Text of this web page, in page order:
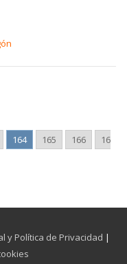
164 165 166 16
y Política de Privacidad |